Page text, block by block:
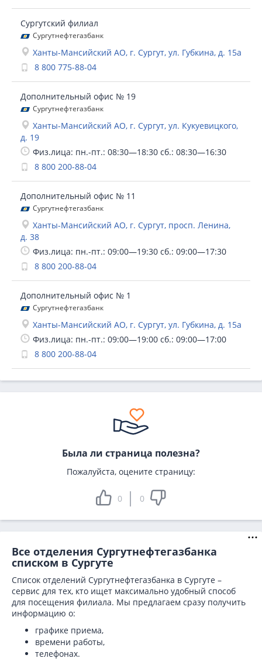
Сургутский филиал
Сургутнефтегазбанк
Ханты-Мансийский АО, г. Сургут, ул. Губкина, д. 15а
8 800 775-88-04
Дополнительный офис № 19
Сургутнефтегазбанк
Ханты-Мансийский АО, г. Сургут, ул. Кукуевицкого,
д. 19
Физ.лица: пн.-пт.: 08:30—18:30 сб.: 08:30—16:30
8 800 200-88-04
Дополнительный офис № 11
Сургутнефтегазбанк
Ханты-Мансийский АО, г. Сургут, просп. Ленина,
д. 38
Физ.лица: пн.-пт.: 09:00—19:30 сб.: 09:00—17:30
8 800 200-88-04
Дополнительный офис № 1
Сургутнефтегазбанк
Ханты-Мансийский АО, г. Сургут, ул. Губкина, д. 15а
Физ.лица: пн.-пт.: 09:00—19:00 сб.: 09:00—17:00
8 800 200-88-04
Была ли страница полезна?
Пожалуйста, оцените страницу:
0 0
Все отделения Сургутнефтегазбанка
списком в Сургуте
Список отделений Сургутнефтегазбанка в Сургуте –
сервис для тех, кто ищет максимально удобный способ
для посещения филиала. Мы предлагаем сразу получить
информацию о:
графике приема,
времени работы,
телефонах.